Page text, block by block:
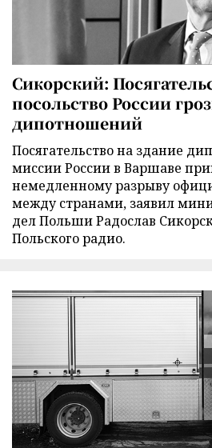
Сикорский:
посольство России
дипотношений
Посягательство на здание
миссии России в Варшаве
немедленному разрыву
между странами, заявил
дел Польши Радослав
Польского радио.